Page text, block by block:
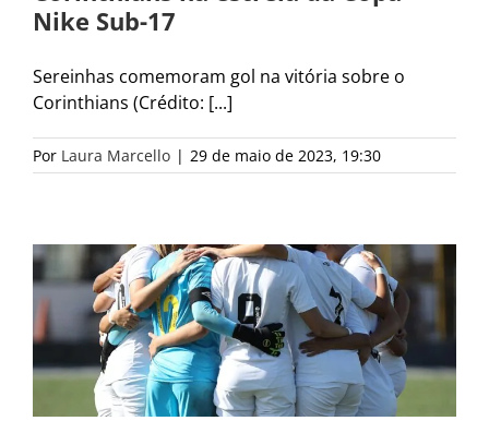
Nike Sub-17
Sereinhas comemoram gol na vitória sobre o
Corinthians (Crédito: [...]
Por Laura Marcello | 29 de maio de 2023, 19:30